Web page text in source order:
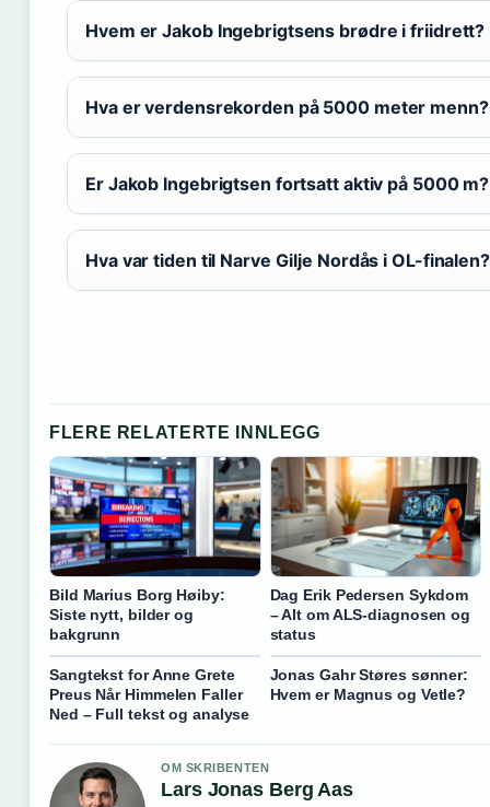
Hvem er Jakob Ingebrigtsens brødre i friidrett?
Hva er verdensrekorden på 5000 meter menn?
Er Jakob Ingebrigtsen fortsatt aktiv på 5000 m?
Hva var tiden til Narve Gilje Nordås i OL-finalen?
FLERE RELATERTE INNLEGG
Bild Marius Borg Høiby:
Siste nytt, bilder og
bakgrunn
Dag Erik Pedersen Sykdom
– Alt om ALS-diagnosen og
status
Sangtekst for Anne Grete
Preus Når Himmelen Faller
Ned – Full tekst og analyse
Jonas Gahr Støres sønner:
Hvem er Magnus og Vetle?
OM SKRIBENTEN
Lars Jonas Berg Aas